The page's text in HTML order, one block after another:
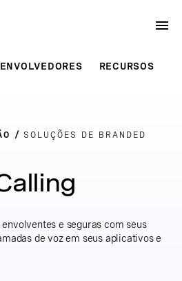
RECURSOS
SOLUÇÕES DE BRANDED
e seguras com seus
de voz em seus aplicativos e